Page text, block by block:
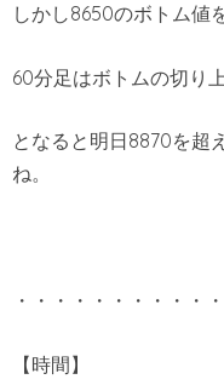
しかし8650のボトム値
60分足はボトムの切り
となると明日8870を超
ね。
・・・・・・・・・・
【時間】